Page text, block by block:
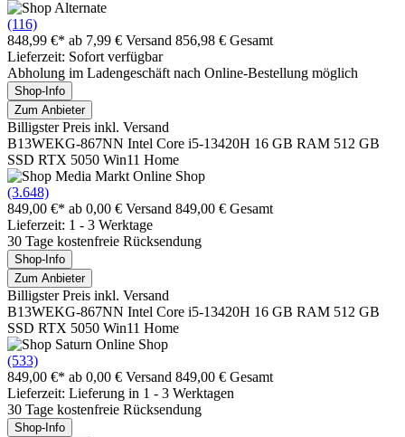
(116)
848,99 €* ab 7,99 € Versand 856,98 € Gesamt
Lieferzeit: Sofort verfügbar
Abholung im Ladengeschäft nach Online-Bestellung möglich
Shop-Info
Zum Anbieter
Billigster Preis inkl. Versand
B13WEKG-867NN Intel Core i5-13420H 16 GB RAM 512 GB
SSD RTX 5050 Win11 Home
(3.648)
849,00 €* ab 0,00 € Versand 849,00 € Gesamt
Lieferzeit: 1 - 3 Werktage
30 Tage kostenfreie Rücksendung
Shop-Info
Zum Anbieter
Billigster Preis inkl. Versand
B13WEKG-867NN Intel Core i5-13420H 16 GB RAM 512 GB
SSD RTX 5050 Win11 Home
(533)
849,00 €* ab 0,00 € Versand 849,00 € Gesamt
Lieferzeit: Lieferung in 1 - 3 Werktagen
30 Tage kostenfreie Rücksendung
Shop-Info